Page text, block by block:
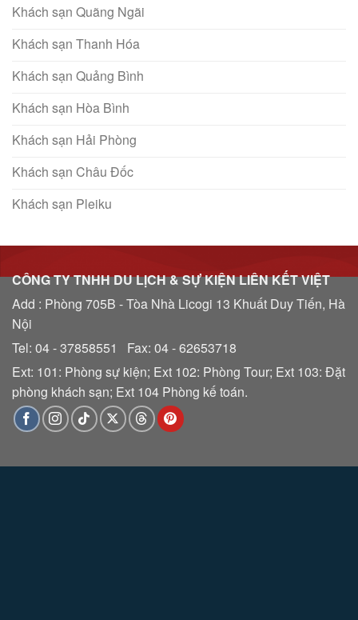
Khách sạn Quãng Ngãi
Khách sạn Thanh Hóa
Khách sạn Quảng Bình
Khách sạn Hòa Bình
Khách sạn Hải Phòng
Khách sạn Châu Đốc
Khách sạn Pleiku
CÔNG TY TNHH DU LỊCH & SỰ KIỆN LIÊN KẾT VIỆT
Add : Phòng 705B - Tòa Nhà Licogi 13 Khuất Duy Tiến, Hà
Nội
Tel: 04 - 37858551 Fax: 04 - 62653718
Ext: 101: Phòng sự kiện; Ext 102: Phòng Tour; Ext 103: Đặt
phòng khách sạn; Ext 104 Phòng kế toán.